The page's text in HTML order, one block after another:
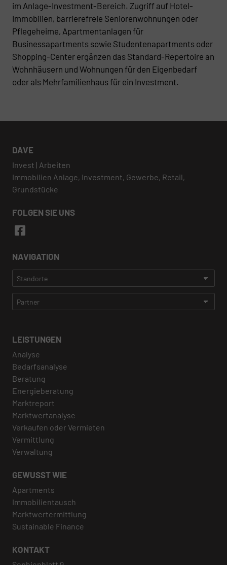
im Anlage-Investment-Bereich. Zugriff auf Hotel-
Immobilien, barrierefreie Seniorenwohnungen oder
Pflegeheime, Apartmentanlagen für
Businessapartments sowie Studentenapartments oder
Shopping-Center ergänzen das Standard-Repertoire an
Wohnhäusern und Wohnungen für den Eigenbedarf
oder als Mehrfamilienhaus für ein Investment.
DAVE
Invest | Arbeiten
Immobilien Anlage, Investment, Gewerbe, Retail,
Grundstücke
FOLGEN SIE UNS
NAVIGATION
LEISTUNGEN
Analyse
Bedarfsanalyse
Beratung
Energieberatung
Marktreport
Marktwertanalyse
Verkaufen oder Vermieten
Vermittlung
Verwaltung
GEWUSST WIE
Apartments
Immobilientausch
Marktwertermittlung
Sustainable Finance
KONTAKT